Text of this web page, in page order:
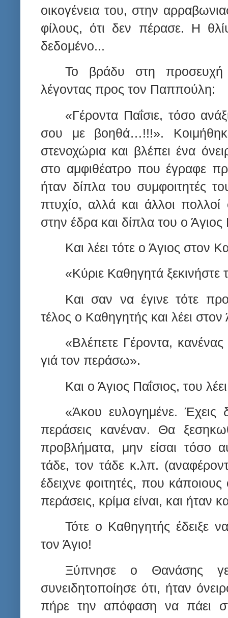
οικογένεια του, στην
φίλους, ότι δεν πέρασε. Η
δεδομένο...
Το βράδυ στη προσευχή
λέγοντας προς τον Παππούλη:
«Γέροντα Παΐσιε, τόσο
σου με βοηθά…!!!».
στενοχώρια και βλέπει ένα
στο αμφιθέατρο που έγραφε
ήταν δίπλα του συμφοιτητές
πτυχίο, αλλά και άλλοι
στην έδρα και δίπλα του ο Άγιος
Και λέει τότε ο Άγιος στον
«Κύριε Καθηγητά ξεκινήστε
Και σαν να έγινε τότε
τέλος ο Καθηγητής και λέει στον
«Βλέπετε Γέροντα,
γιά τον περάσω».
Και ο Άγιος Παΐσιος, του
«Άκου ευλογημένε. Έχεις
περάσεις κανέναν. Θα
προβλήματα, μην είσαι τόσο
τάδε, τον τάδε κ.λπ.
έδειχνε φοιτητές, που
περάσεις, κρίμα είναι, και ήταν
Τότε ο Καθηγητής έδειξε
τον Άγιο!
Ξύπνησε ο Θανάσης
συνειδητοποίησε ότι, ήταν
πήρε την απόφαση να πάει